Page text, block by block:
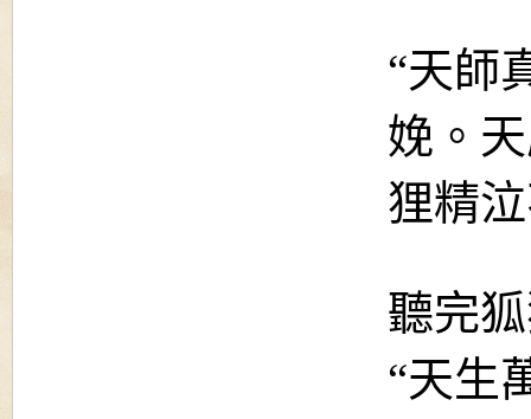
“天師
娩。
狸精
聽完
“天生